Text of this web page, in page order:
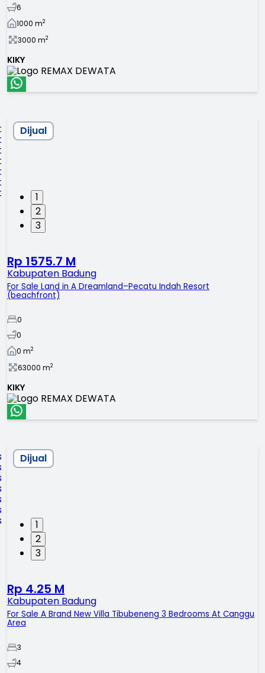
6
1000 m2
3000 m2
KIKY
1
2
3
Dijual
Rp 1575.7 M
Kabupaten Badung
For Sale Land in A Dreamland–Pecatu Indah Resort
(beachfront)
0
0
0 m2
63000 m2
KIKY
1
2
3
Dijual
Rp 4.25 M
Kabupaten Badung
For Sale A Brand New Villa Tibubeneng 3 Bedrooms At Canggu
Area
3
4